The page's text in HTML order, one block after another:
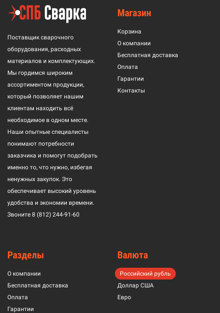
Поставщик сварочного
оборудования, расходных
материалов и комплектующих.
Мы гордимся широким
ассортиментом продукции,
который позволяет нашим
клиентам находить всё
необходимое в одном месте.
Наши опытные специалисты
понимают потребности
заказчика и помогут подобрать
именно то, что нужно, избегая
ненужных закупок. Это
обеспечивает высокий уровень
удобства и экономии времени.
Звоните 8 (812) 244-91-60
Магазин
Корзина
О компании
Бесплатная доставка
Оплата
Гарантии
Контакты
Разделы
О компании
Бесплатная доставка
Оплата
Гарантии
Валюта
Российский рубль
Доллар США
Евро